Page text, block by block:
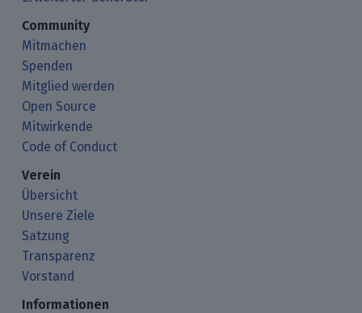
Community
Mitmachen
Spenden
Mitglied werden
Open Source
Mitwirkende
Code of Conduct
Verein
Übersicht
Unsere Ziele
Satzung
Transparenz
Vorstand
Informationen